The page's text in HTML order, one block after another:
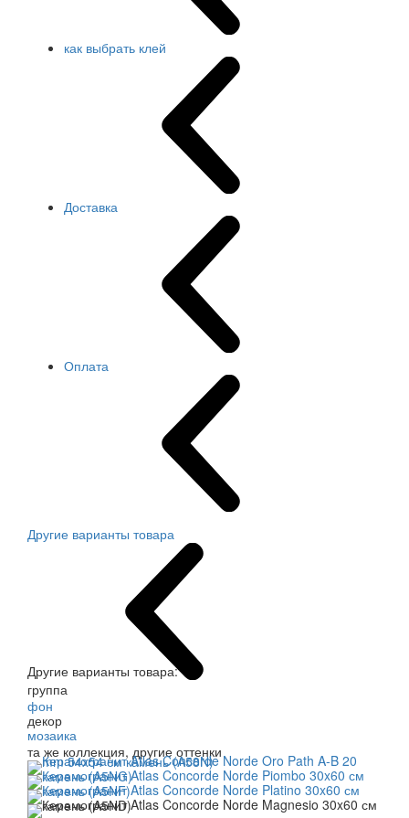
как выбрать клей
Доставка
Оплата
Другие варианты товара
Другие варианты товара:
группа
фон
декор
мозаика
та же коллекция, другие оттенки